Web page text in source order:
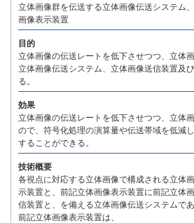
立体画像群を伝送する立体画像伝送システム
画像表示装置
目的
立体画像の伝送レートを低下させつつ、立体
立体画像伝送システム、立体画像送信装置及
る。
効果
立体画像の伝送レートを低下させつつ、立体
ので、符号化処理の演算量や伝送帯域を低減
することができる。
技術概要
各視点に対応する立体画像で構成される立体
示装置と、前記立体画像表示装置に前記立体
信装置と、を備える立体画像伝送システムであ
前記立体画像表示装置は、